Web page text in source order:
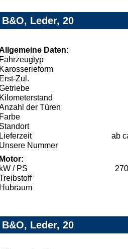
Leder, 20
Daten:
Fahrzeugtyp
Karosserieform
Erst-Zul.
Kilometerstand
der Türen
Farbe
Standort
Lieferzeit
ab
Unsere Nummer
Motor:
kW / PS
Hubraum
Leder, 20